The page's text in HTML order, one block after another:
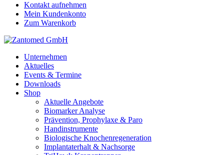
Kontakt aufnehmen
Mein Kundenkonto
Zum Warenkorb
Unternehmen
Aktuelles
Events & Termine
Downloads
Shop
Aktuelle Angebote
Biomarker Analyse
Prävention, Prophylaxe & Paro
Handinstrumente
Biologische Knochenregeneration
Implantaterhalt & Nachsorge